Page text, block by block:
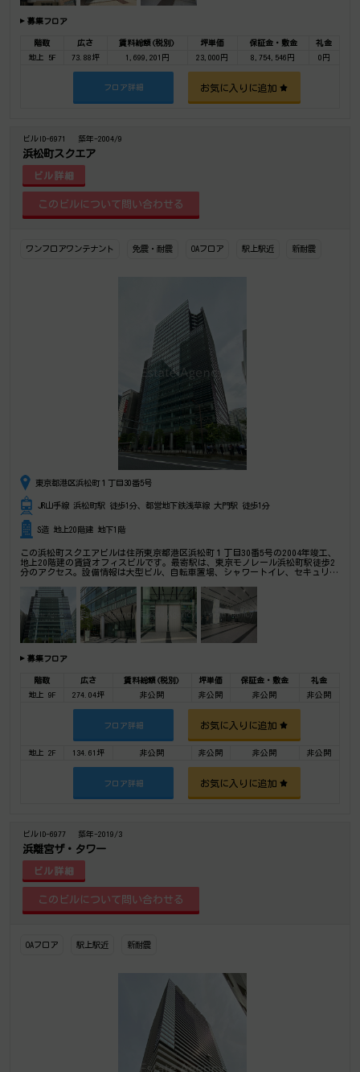
募集フロア
階数 広さ 賃料総額(税別) 坪単価 保証金・敷金
礼金
地上 5F
73.88坪 1,699,201円 23,000円 8,754,546円 0円
フロア詳細 お気に入りに追加
ビルID-6971 築年-2004/9
浜松町スクエア
ビル詳細
ワンフロアワンテナント 免震・耐震 OAフロア 駅上駅近 新耐震
東京都港区浜松町１丁目30番5号
JR山手線 浜松町駅 徒歩1分、都営地下鉄浅草線 大門駅 徒歩1分
S造 地上20階建 地下1階
この浜松町スクエアビルは住所東京都港区浜松町１丁目30番5号の2004年竣工、
地上20階建の賃貸オフィスビルです。最寄駅は、東京モノレール浜松町駅徒歩2
分のアクセス。設備情報は大型ビル、自転車置場、シャワートイレ、セキュリテ
以上、部屋セキュリティ。★★フリーコメント★★是非一度ご内覧下さいませ！
その他、事務所、オフィス移転、不動産の事なら何でもお気軽にご相談下さい。
募集フロア
階数 広さ 賃料総額(税別) 坪単価 保証金・敷金
礼金
地上 9F
274.04坪 非公開 非公開 非公開 非公開
フロア詳細 お気に入りに追加
地上 2F 134.61坪 非公開 非公開 非公開 非公開
フロア詳細 お気に入りに追加
ビルID-6977 築年-2019/3
浜離宮ザ・タワー
ビル詳細
OAフロア 駅上駅近 新耐震